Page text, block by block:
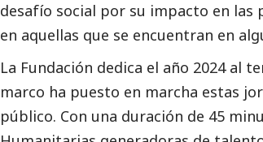
desafío social por su impacto en las
en aquellas que se encuentran en
La Fundación dedica el año 2024 al
marco ha puesto en marcha estas
público. Con una duración de 45